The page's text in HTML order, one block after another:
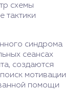
схемы
тактики
синдрома
сеансах
создаются
мотивации
помощи